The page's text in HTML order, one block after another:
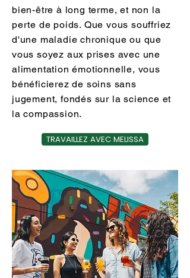
bien-être à long terme, et non la
perte de poids. Que vous souffriez
d'une maladie chronique ou que
vous soyez aux prises avec une
alimentation émotionnelle, vous
bénéficierez de soins sans
jugement, fondés sur la science et
la compassion.
TRAVAILLEZ AVEC MELISSA